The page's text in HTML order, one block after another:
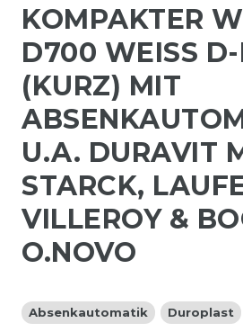
KOMPAKTER
D700 WEISS D-
KURZ) MIT A
.A. DURAVIT
TARCK,
ILLEROY &
.NOVO
Absenkautomatik Duroplast